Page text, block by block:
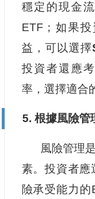
穩定的現金
ETF；如果
益，可以選擇
投資者還應
率，選擇適合
5. 根據風險管
風險管理
素。投資者應
險承受能力